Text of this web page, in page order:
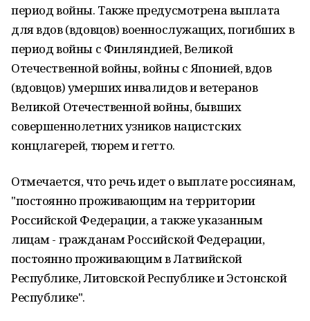
период войны. Также предусмотрена выплата
для вдов (вдовцов) военнослужащих, погибших в
период войны с Финляндией, Великой
Отечественной войны, войны с Японией, вдов
(вдовцов) умерших инвалидов и ветеранов
Великой Отечественной войны, бывших
совершеннолетних узников нацистских
концлагерей, тюрем и гетто.
Отмечается, что речь идет о выплате россиянам,
"постоянно проживающим на территории
Российской Федерации, а также указанным
лицам - гражданам Российской Федерации,
постоянно проживающим в Латвийской
Республике, Литовской Республике и Эстонской
Республике".